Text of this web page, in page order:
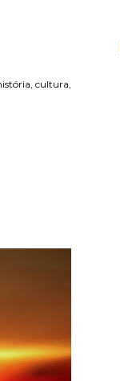
cultura,